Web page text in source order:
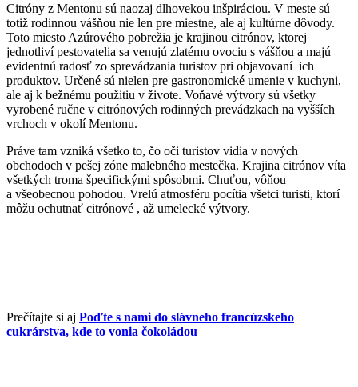
Citróny z Mentonu sú naozaj dlhovekou inšpiráciou. V meste sú
totiž rodinnou vášňou nie len pre miestne, ale aj kultúrne dôvody.
Toto miesto Azúrového pobrežia je krajinou citrónov, ktorej
jednotliví pestovatelia sa venujú zlatému ovociu s vášňou a majú
evidentnú radosť zo sprevádzania turistov pri objavovaní ich
produktov. Určené sú nielen pre gastronomické umenie v kuchyni,
ale aj k bežnému použitiu v živote. Voňavé výtvory sú všetky
vyrobené ručne v citrónových rodinných prevádzkach na vyšších
vrchoch v okolí Mentonu.
Práve tam vzniká všetko to, čo oči turistov vidia v nových
obchodoch v pešej zóne malebného mestečka. Krajina citrónov víta
všetkých troma špecifickými spôsobmi. Chuťou, vôňou
a všeobecnou pohodou. Vrelú atmosféru pocítia všetci turisti, ktorí
môžu ochutnať citrónové , až umelecké výtvory.
Prečítajte si aj Poďte s nami do slávneho francúzskeho
cukrárstva, kde to vonia čokoládou